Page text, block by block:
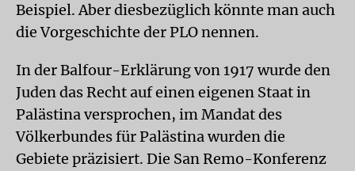
Beispiel. Aber diesbezüglich könnte man auch
die Vorgeschichte der PLO nennen.
In der Balfour-Erklärung von 1917 wurde den
Juden das Recht auf einen eigenen Staat in
Palästina versprochen, im Mandat des
Völkerbundes für Palästina wurden die
Gebiete präzisiert. Die San Remo-Konferenz